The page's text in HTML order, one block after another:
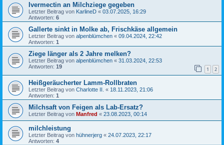
Ivermectin an Milchziege gegeben
Letzter Beitrag von KarlineD « 03.07.2025, 16:29
Antworten: 6
Gallerte sinkt in Molke ab, Frischkäse allgemein
Letzter Beitrag von alpenblümchen « 09.04.2024, 22:42
Antworten: 1
Ziege länger als 2 Jahre melken?
Letzter Beitrag von alpenblümchen « 31.03.2024, 22:53
Antworten: 19 1 2
Heißgeräucherter Lamm-Rollbraten
Letzter Beitrag von Charlotte II. « 18.11.2023, 21:06
Antworten: 1
Milchsaft von Feigen als Lab-Ersatz?
Letzter Beitrag von Manfred « 23.08.2023, 00:14
milchleistung
Letzter Beitrag von hühnerjerg « 24.07.2023, 22:17
Antworten: 4